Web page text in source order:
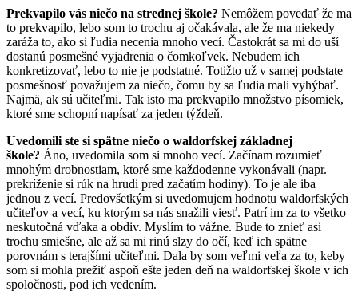
Prekvapilo vás niečo na strednej škole? Nemôžem povedať že ma
to prekvapilo, lebo som to trochu aj očakávala, ale že ma niekedy
zaráža to, ako si ľudia necenia mnoho vecí. Častokrát sa mi do uší
dostanú posmešné vyjadrenia o čomkoľvek. Nebudem ich
konkretizovať, lebo to nie je podstatné. Totižto už v samej podstate
posmešnosť považujem za niečo, čomu by sa ľudia mali vyhýbať.
Najmä, ak sú učiteľmi. Tak isto ma prekvapilo množstvo písomiek,
ktoré sme schopní napísať za jeden týždeň.
Uvedomili ste si spätne niečo o waldorfskej základnej
škole? Áno, uvedomila som si mnoho vecí. Začínam rozumieť
mnohým drobnostiam, ktoré sme každodenne vykonávali (napr.
prekríženie si rúk na hrudi pred začatím hodiny). To je ale iba
jednou z vecí. Predovšetkým si uvedomujem hodnotu waldorfských
učiteľov a vecí, ku ktorým sa nás snažili viesť. Patrí im za to všetko
neskutočná vďaka a obdiv. Myslím to vážne. Bude to znieť asi
trochu smiešne, ale až sa mi rinú slzy do očí, keď ich spätne
porovnám s terajšími učiteľmi. Dala by som veľmi veľa za to, keby
som si mohla prežiť aspoň ešte jeden deň na waldorfskej škole v ich
spoločnosti, pod ich vedením.